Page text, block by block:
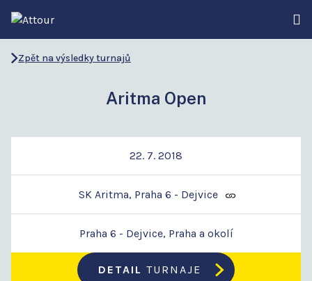
Zpět na výsledky turnajů
Aritma Open
22. 7. 2018
SK Aritma, Praha 6 - Dejvice
Praha 6 - Dejvice, Praha a okolí
DETAIL TURNAJE